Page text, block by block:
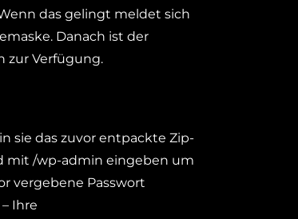
das gelingt meldet sich
Danach ist der
zur Verfügung.
sie das zuvor entpackte Zip-
mit /wp-admin eingeben um
vergebene Passwort
Ihre